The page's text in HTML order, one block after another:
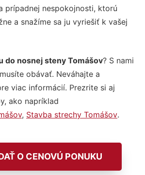
prípadnej nespokojnosti, ktorú
a snažíme sa ju vyriešiť k vašej
do nosnej steny Tomášov? S nami
obávať. Neváhajte a
viac informácií. Prezrite si aj
ako napríklad
, Stavba strechy Tomášov.
O CENOVÚ PONUKU